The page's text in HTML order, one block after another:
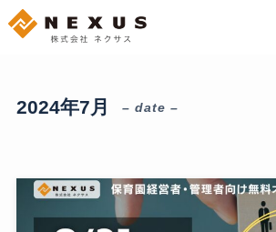
2024年7月 – date –